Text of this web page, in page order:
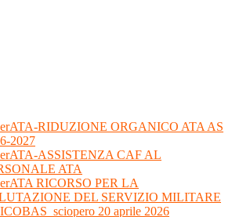
RIDUZIONE ORGANICO ATA AS
2027
ASSISTENZA CAF AL
ATA
RICORSO PER LA
DEL SERVIZIO MILITARE
20 aprile 2026